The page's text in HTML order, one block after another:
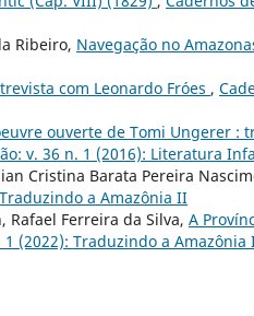
Ribeiro, Navegação no
com Leonardo Fróes ,
ouverte de Tomi Ungerer :
v. 36 n. 1 (2016): Literatura
Cristina Barata Pereira
a Amazônia II
Rafael Ferreira da Silva, A
(2022): Traduzindo a Amazônia